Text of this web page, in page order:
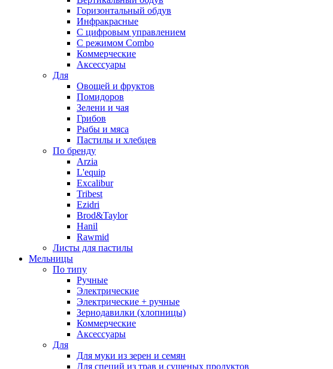
Горизонтальный обдув
Инфракрасные
С цифровым управлением
С режимом Combo
Коммерческие
Аксессуары
Для
Овощей и фруктов
Помидоров
Зелени и чая
Грибов
Рыбы и мяса
Пастилы и хлебцев
По бренду
Arzia
L'equip
Excalibur
Tribest
Ezidri
Brod&Taylor
Hanil
Rawmid
Листы для пастилы
Мельницы
По типу
Ручные
Электрические
Электрические + ручные
Зернодавилки (хлопницы)
Коммерческие
Аксессуары
Для
Для муки из зерен и семян
Для специй из трав и сушеных продуктов